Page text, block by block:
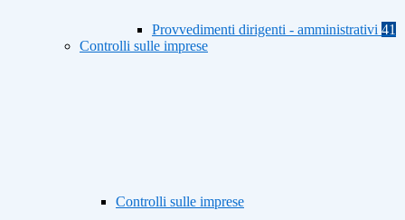
Provvedimenti dirigenti - amministrativi 41
Controlli sulle imprese
Controlli sulle imprese